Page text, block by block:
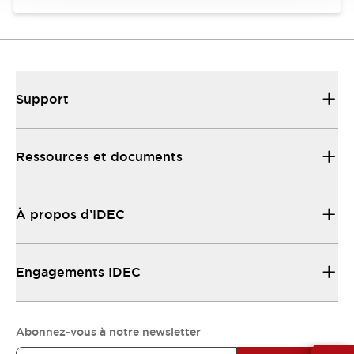
Support
Ressources et documents
À propos d’IDEC
Engagements IDEC
Abonnez-vous à notre newsletter